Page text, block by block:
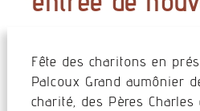
Fête des charitons en
Palcoux Grand aumônier
charité, des Pères Charles